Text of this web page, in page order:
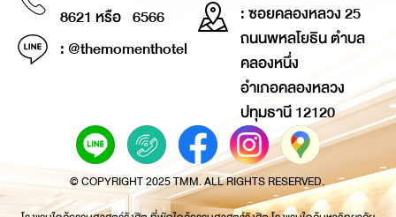
8621 หรือ 6566
: @themomenthotel
: ซอยคลองหลวง 25
ถนนพหลโยธิน ตำบล
คลองหนึ่ง
อำเภอคลองหลวง
ปทุมธานี 12120
© COPYRIGHT 2025 TMM. ALL RIGHTS RESERVED.